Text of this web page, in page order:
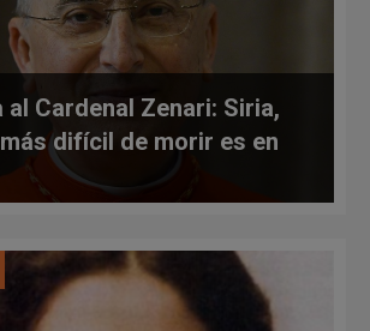
al Cardenal Zenari: Siria,
difícil de morir es en